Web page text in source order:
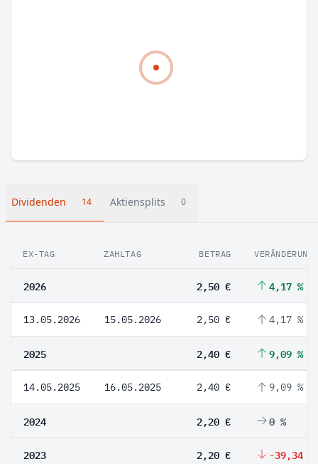
Dividenden 14 Aktiensplits 0
EX-TAG ZAHLTAG BETRAG VERÄNDERUNG
2026 2,50 € 4,17 %
13.05.2026 15.05.2026 2,50 € 4,17 %
2025 2,40 € 9,09 %
14.05.2025 16.05.2025 2,40 € 9,09 %
2024 2,20 € 0 %
2023 2,20 € -39,34 %